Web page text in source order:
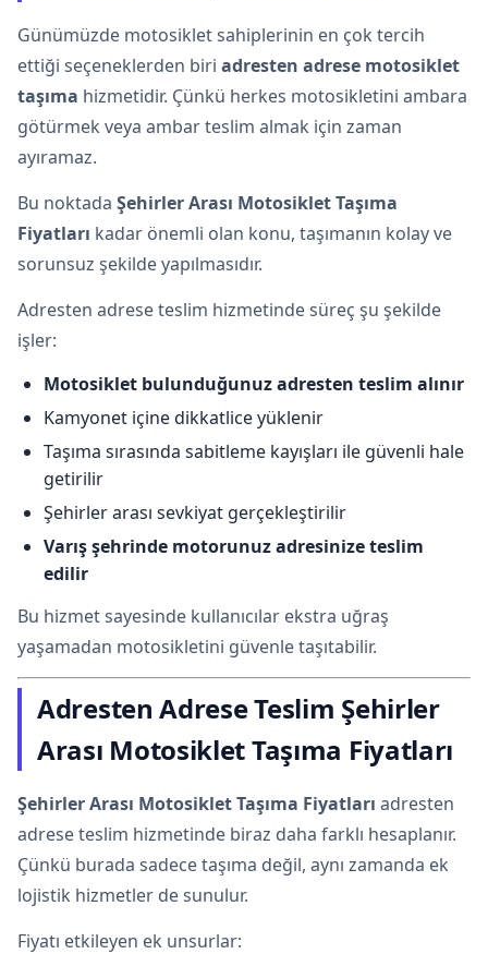
Günümüzde motosiklet sahiplerinin en çok tercih
ettiği seçeneklerden biri adresten adrese motosiklet
taşıma hizmetidir. Çünkü herkes motosikletini ambara
götürmek veya ambar teslim almak için zaman
ayıramaz.
Bu noktada Şehirler Arası Motosiklet Taşıma
Fiyatları kadar önemli olan konu, taşımanın kolay ve
sorunsuz şekilde yapılmasıdır.
Adresten adrese teslim hizmetinde süreç şu şekilde
işler:
Motosiklet bulunduğunuz adresten teslim alınır
Kamyonet içine dikkatlice yüklenir
Taşıma sırasında sabitleme kayışları ile güvenli hale
getirilir
Şehirler arası sevkiyat gerçekleştirilir
Varış şehrinde motorunuz adresinize teslim
edilir
Bu hizmet sayesinde kullanıcılar ekstra uğraş
yaşamadan motosikletini güvenle taşıtabilir.
Adresten Adrese Teslim Şehirler
Arası Motosiklet Taşıma Fiyatları
Şehirler Arası Motosiklet Taşıma Fiyatları adresten
adrese teslim hizmetinde biraz daha farklı hesaplanır.
Çünkü burada sadece taşıma değil, aynı zamanda ek
lojistik hizmetler de sunulur.
Fiyatı etkileyen ek unsurlar: